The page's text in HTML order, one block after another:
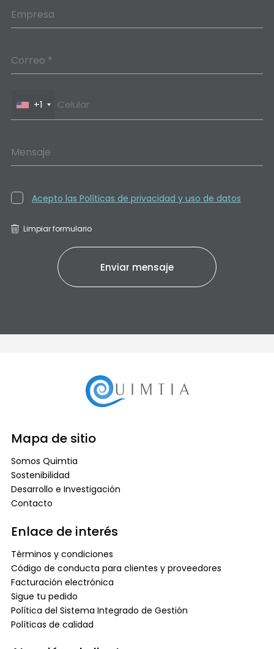
Empresa
Correo *
+1
Mensaje
Acepto las Políticas de privacidad y uso de datos
Limpiar formulario
Mapa de sitio
Somos Quimtia
Sostenibilidad
Desarrollo e Investigación
Contacto
Enlace de interés
Términos y condiciones
Código de conducta para clientes y proveedores
Facturación electrónica
Sigue tu pedido
Política del Sistema Integrado de Gestión
Políticas de calidad